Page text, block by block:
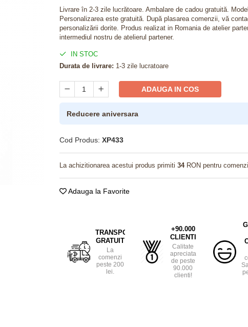
Livrare în 2-3 zile lucrătoare. Ambalare de cadou gratuită.
Personalizarea este gratuită. După plasarea comenzii, vă
personalizării dorite. Produs realizat in Romania de atelier
intermediul nostru de atelierul partener.
IN STOC
Durata de livrare: 1-3 zile lucratoare
ADAUGA IN COS
Reducere aniversara
Cod Produs: XP433
La achizitionarea acestui produs primiti 34RON pentru
Adauga la Favorite
TRANSPORT
GRATUIT
La
comenzi
peste 200
lei.
+90.000
CLIENTI
Calitate
apreciata
de peste
90.000
clienti!